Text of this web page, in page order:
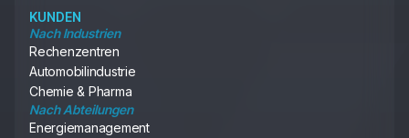
KUNDEN
Nach Industrien
Rechenzentren
Automobilindustrie
Chemie & Pharma
Nach Abteilungen
Energiemanagement